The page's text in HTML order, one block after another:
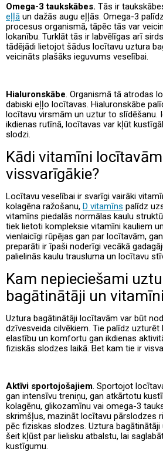
Omega-3 taukskābes. Tās ir
eļļā un dažās augu eļļās. Omega-3
procesus organismā, tāpēc tās var
lokanību. Turklāt tās ir labvēlīgas arī
tādējādi lietojot šādus locītavu uztura
veicināts plašāks ieguvums veselībai.
Hialuronskābe . Organismā tā atrodas
dabiski eļļo locītavas. Hialuronskābe
locītavu virsmām un uztur to slīdēšanu.
ikdienas rutīnā, locītavas var kļūt
slodzi.
Kādi vitamīni
vissvarīgākie?
Locītavu veselībai ir svarīgi vairāki
kolagēna ražošanu, D vitamīns palīdz
vitamīns piedalās normālas kaulu
tiek lietoti kompleksie vitamīni kauliem
vienlaicīgi rūpējas gan par locītavām,
preparāti ir īpaši noderīgi vecākā
palielinās kaulu trausluma un locītavu
Kam nepieciešami
bagātinātāji un
Uztura bagātinātāji locītavām var būt
dzīvesveida cilvēkiem. Tie palīdz
elastību un komfortu gan ikdienas
fiziskās slodzes laikā. Bet kam tie ir
Aktīvi sportojošajiem . Sportojot
gan intensīvu treniņu, gan atkārtotu
kolagēnu, glikozamīnu vai omega-3
skrimšļus, mazināt locītavu pārslodzes
pēc fiziskas slodzes. Uztura
šeit kļūst par lielisku atbalstu, lai
kustīgumu.